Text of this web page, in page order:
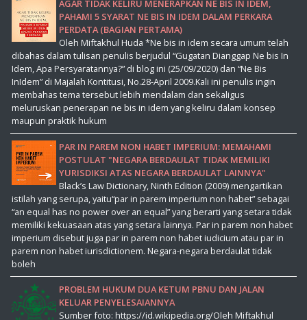
AGAR TIDAK KELIRU MENERAPKAN NE BIS IN IDEM,
PAHAMI 5 SYARAT NE BIS IN IDEM DALAM PERKARA
PERDATA (BAGIAN PERTAMA)
Oleh Miftakhul Huda *Ne bis in idem secara umum telah
dibahas dalam tulisan penulis berjudul “Gugatan Dianggap Ne bis In
Idem, Apa Persyaratannya?” di blog ini (25/09/2020) dan “Ne Bis
InIdem” di Majalah Kontitusi, No.28-April 2009.Kali ini penulis ingin
membahas tema tersebut lebih mendalam dan sekaligus
meluruskan penerapan ne bis in idem yang keliru dalam konsep
maupun praktik hukum
PAR IN PAREM NON HABET IMPERIUM: MEMAHAMI
POSTULAT "NEGARA BERDAULAT TIDAK MEMILIKI
YURISDIKSI ATAS NEGARA BERDAULAT LAINNYA"
Black’s Law Dictionary, Ninth Edition (2009) mengartikan
istilah yang serupa, yaitu“par in parem imperium non habet” sebagai
“an equal has no power over an equal” yang berarti yang setara tidak
memiliki kekuasaan atas yang setara lainnya. Par in parem non habet
imperium disebut juga par in parem non habet iudicium atau par in
parem non habet iurisdictionem. Negara-negara berdaulat tidak
boleh
PROBLEM HUKUM DUA KETUM PBNU DAN JALAN
KELUAR PENYELESAIANNYA
Sumber foto: https://id.wikipedia.org/Oleh Miftakhul